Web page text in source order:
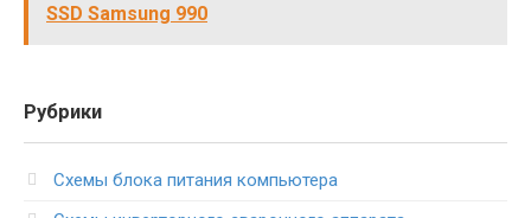
SSD Samsung 990
Рубрики
Схемы блока питания компьютера